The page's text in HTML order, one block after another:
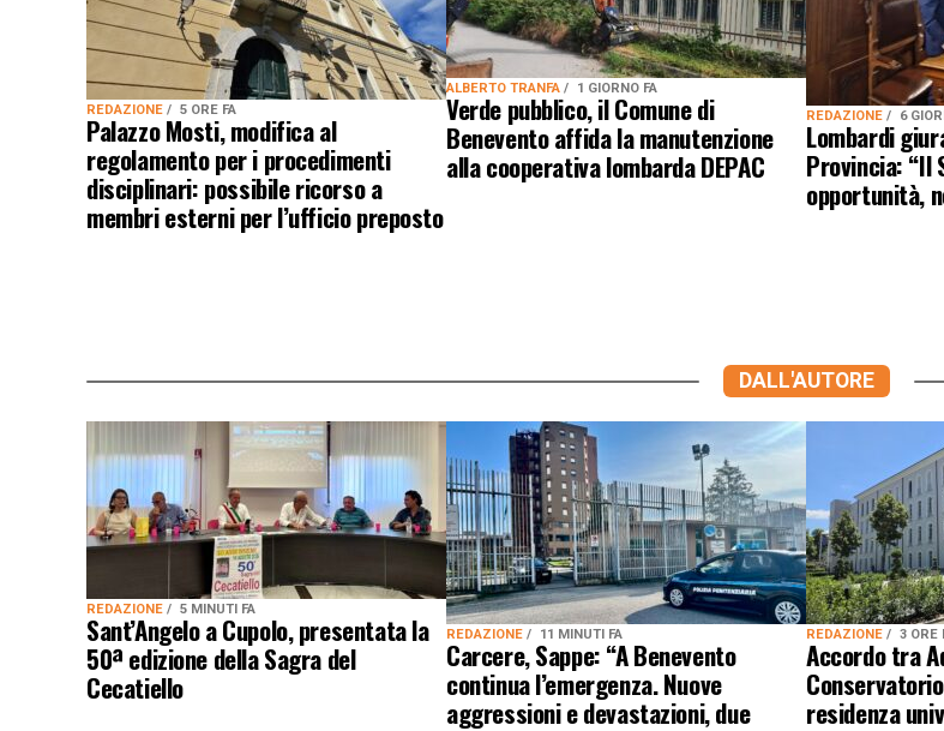
REDAZIONE 5 ORE FA
Palazzo Mosti, modifica al
regolamento per i procedimenti
disciplinari: possibile ricorso a
membri esterni per l’ufficio preposto
ALBERTO TRANFA 1 GIORNO FA
Verde pubblico, il Comune di
Benevento affida la manutenzione
alla cooperativa lombarda DEPAC
REDAZIONE 6
Lombardi
Provincia: “Il
opportunità,
DALL'AUTORE
REDAZIONE 5 MINUTI FA
Sant’Angelo a Cupolo, presentata la
50ª edizione della Sagra del
Cecatiello
REDAZIONE 11 MINUTI FA
Carcere, Sappe: “A Benevento
continua l’emergenza. Nuove
aggressioni e devastazioni, due
REDAZIONE 3 ORE
Accordo tra
residenza